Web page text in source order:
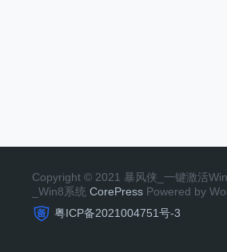
Copyright © 2021 暴风侠_一键激活
_Win8系统 CorePress Powered by
粤ICP备2021004751号-3